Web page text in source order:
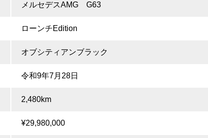
メルセデスAMG G63
ローンチEdition
オブシティアンブラック
令和9年7月28日
2,480km
¥29,980,000